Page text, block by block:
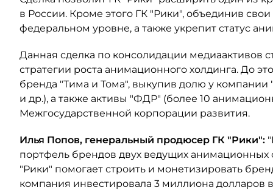
в России. Кроме этого ГК "Рики", объединив
федеральном уровне, а также укрепит статус
Данная сделка по консолидации медиаактивов
стратегии роста анимационного холдинга. До
бренда "Тима и Тома", выкупив долю у
и др.), а также активы "ФДР" (более 10
Межгосударственной корпорации развития.
Илья Попов, генеральный продюсер ГК "Рики":
портфель брендов двух ведущих анимационных
"Рики" помогает строить и монетизировать
компания инвестировала 3 миллиона долларов